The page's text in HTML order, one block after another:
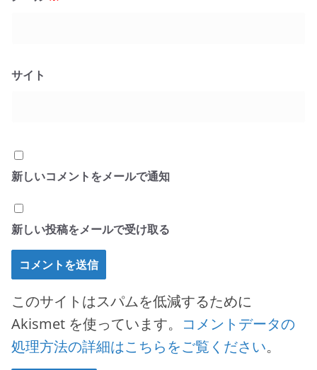
サイト
新しいコメントをメールで通知
新しい投稿をメールで受け取る
このサイトはスパムを低減するために
Akismet を使っています。 コメントデータの
処理方法の詳細はこちらをご覧ください。